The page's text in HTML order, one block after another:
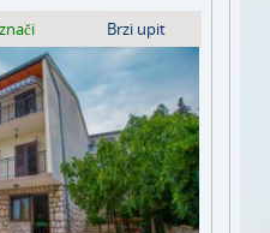
Brzi upit